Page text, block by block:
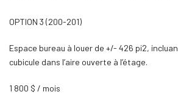
OPTION 3 (200-201)
Espace bureau à louer de +/- 426 pi2,
cubicule dans l’aire ouverte à l’étage.
1 800 $ / mois